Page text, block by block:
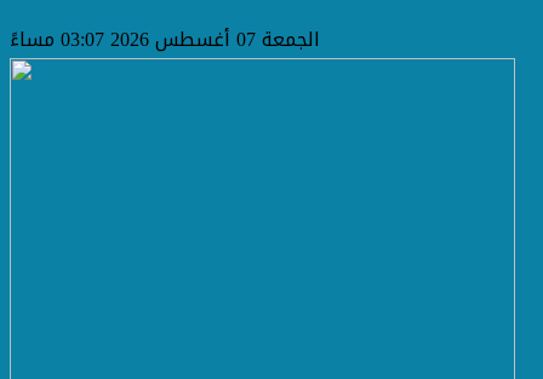
الجمعة 07 أغسطس 2026 03:07 مساءً